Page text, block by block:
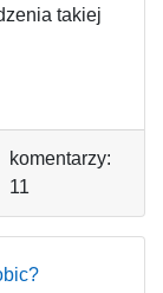
takiej
komentarzy:
11